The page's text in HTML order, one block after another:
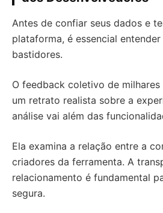
Antes de confiar seus dados e
plataforma, é essencial
bastidores.
O feedback coletivo de
um retrato realista sobre a
análise vai além das
Ela examina a relação entre a
criadores da ferramenta. A
relacionamento é fundamental
segura.